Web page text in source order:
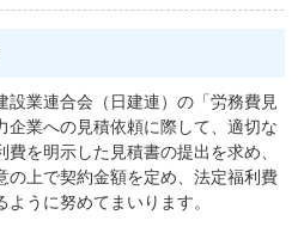
設業連合会（日建連）の「労務費見
企業への見積依頼に際して、適切な
を明示した見積書の提出を求め、
の上で契約金額を定め、法定福利費
うに努めてまいります。